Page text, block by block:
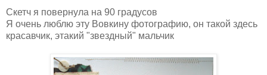
Скетч я повернула на 90 градусов
Я очень люблю эту Вовкину фотографию, он такой здесь
красавчик, этакий "звездный" мальчик